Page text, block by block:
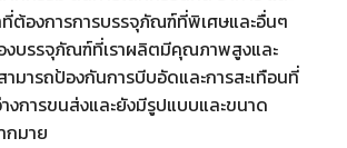
ต้องการการบรรจุภัณฑ์ที่พิเศษและอื่นๆ
งบรรจุภัณฑ์ที่เราผลิตมีคุณภาพสูงและ
ามารถป้องกันการบีบอัดและการสะเทือนที่
งการขนส่งและยังมีรูปแบบและขนาด
กมาย